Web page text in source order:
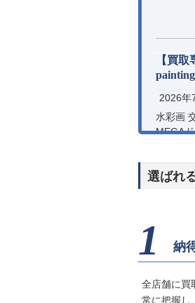
【買
2026年
水彩画
MEGA
【買
高価
2026年
骨董 錫
選ばれ
1 納
全店舗に買
常に把握し